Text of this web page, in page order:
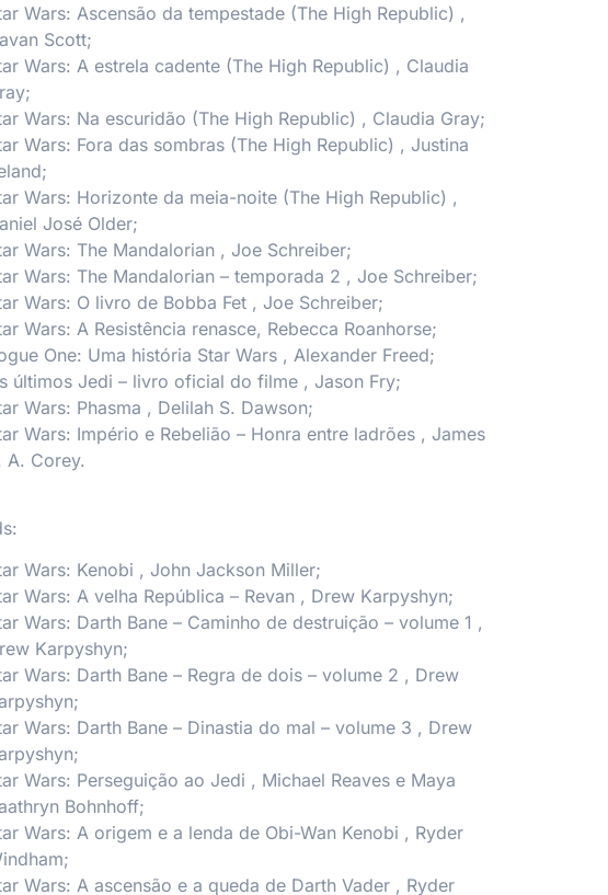
Wars: Ascensão da tempestade (The High Republic) ,
Scott;
Wars: A estrela cadente (The High Republic) , Claudia
Wars: Na escuridão (The High Republic) , Claudia Gray;
Wars: Fora das sombras (The High Republic) , Justina
Wars: Horizonte da meia-noite (The High Republic) ,
José Older;
Wars: The Mandalorian , Joe Schreiber;
Wars: The Mandalorian – temporada 2 , Joe Schreiber;
Wars: O livro de Bobba Fet , Joe Schreiber;
Wars: A Resistência renasce, Rebecca Roanhorse;
One: Uma história Star Wars , Alexander Freed;
últimos Jedi – livro oficial do filme , Jason Fry;
Wars: Phasma , Delilah S. Dawson;
Wars: Império e Rebelião – Honra entre ladrões , James
A. Corey.
Wars: Kenobi , John Jackson Miller;
Wars: A velha República – Revan , Drew Karpyshyn;
Wars: Darth Bane – Caminho de destruição – volume 1 ,
Karpyshyn;
Wars: Darth Bane – Regra de dois – volume 2 , Drew
Wars: Darth Bane – Dinastia do mal – volume 3 , Drew
Wars: Perseguição ao Jedi , Michael Reaves e Maya
Bohnhoff;
Wars: A origem e a lenda de Obi-Wan Kenobi , Ryder
Wars: A ascensão e a queda de Darth Vader , Ryder